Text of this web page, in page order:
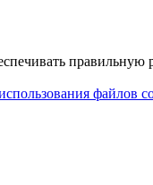
правильную
файлов